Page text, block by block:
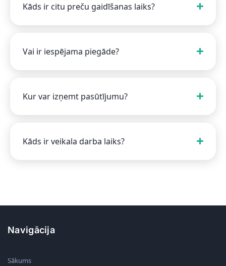
Kāds ir citu preču gaidīšanas laiks?
Vai ir iespējama piegāde?
Kur var izņemt pasūtījumu?
Kāds ir veikala darba laiks?
Navigācija
Sākums